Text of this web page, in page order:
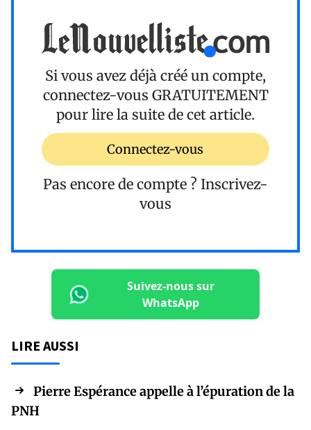
Si vous avez déjà créé un compte,
connectez-vous GRATUITEMENT
pour lire la suite de cet article.
Connectez-vous
Pas encore de compte ? Inscrivez-
vous
Suivez-nous sur
WhatsApp
LIRE AUSSI
Pierre Espérance appelle à l’épuration de la
PNH